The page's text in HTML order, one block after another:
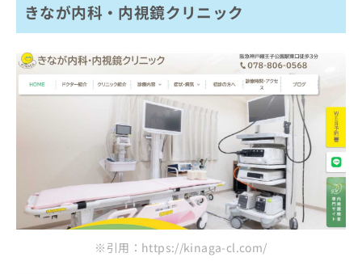
きなが内科・内視鏡クリニック
※引用：https://kinaga-cl.com/